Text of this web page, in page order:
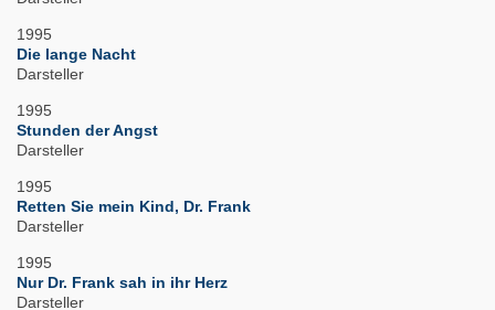
1995
Die lange Nacht
Darsteller
1995
Stunden der Angst
Darsteller
1995
Retten Sie mein Kind, Dr. Frank
Darsteller
1995
Nur Dr. Frank sah in ihr Herz
Darsteller